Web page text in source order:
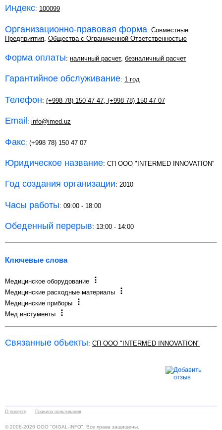
Индекс: 100099
Организационно-правовая форма: Совместные
Предприятия Общества с Ограниченной Ответственностью
Форма оплаты: наличный расчет, безналичный расчет
Гарантийное обслуживание: 1 год
Телефон: (+998 78) 150 47 47 (+998 78) 150 47 07
Email : info@imed.uz
Факс: (+998 78) 150 47 07
Юридическое название: СП ООО "INTERMED INNOVATION"
Год создания организации: 2010
Часы работы: 09:00 - 18:00
Обеденный перерыв: 13:00 - 14:00
Ключевые слова
Медицинское оборудование
Медицинские расходные материалы
Медицинские приборы
Мед инстументы
Связанные объекты: СП ООО "INTERMED INNOVATION"
О проекте Правила пользования
© 2008-2026 ООО "GIGAL-INFO". Все права защищены.